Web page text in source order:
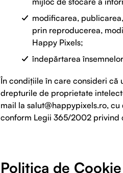
modificarea,
prin reproducerea,
Happy Pixels;
îndepărtarea
În condițiile în care consideri că
drepturile de proprietate
mail la salut@happypixels.ro, cu
conform Legii 365/2002 privind
Politica de Cookie